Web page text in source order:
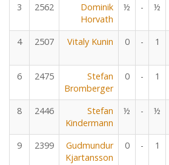
3 2562
Dominik
Horvath
½ - ½
4 2507 Vitaly Kunin 0 - 1
6 2475
Stefan
Bromberger
0 - 1
8 2446
Stefan
Kindermann
½ - ½
9 2399
Gudmundur
Kjartansson
0 - 1